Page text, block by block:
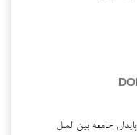
جامعه بین الملل